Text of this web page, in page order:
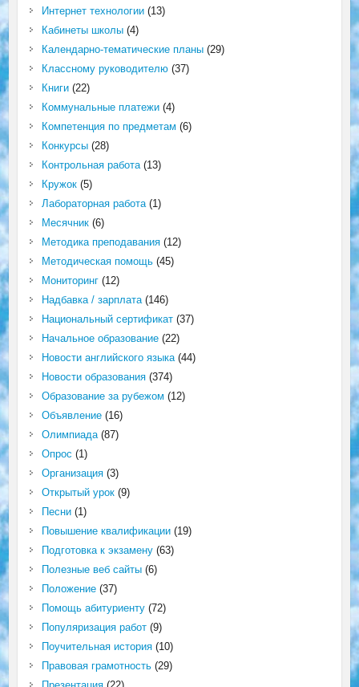
Интернет технологии(13)
Кабинеты школы(4)
Календарно-тематические планы(29)
Классному руководителю(37)
Книги(22)
Коммунальные платежи(4)
Компетенция по предметам (6)
Конкурсы(28)
Контрольная работа(13)
Кружок(5)
Лабораторная работа(1)
Месячник(6)
Методика преподавания(12)
Методическая помощь(45)
Мониторинг(12)
Надбавка / зарплата(146)
Национальный сертификат(37)
Начальное образование(22)
Новости английского языка(44)
Новости образования(374)
Образование за рубежом (12)
Объявление(16)
Олимпиада(87)
Опрос (1)
Организация(3)
Открытый урок(9)
Песни(1)
Повышение квалификации(19)
Подготовка к экзамену(63)
Полезные веб сайты(6)
Положение(37)
Помощь абитуриенту(72)
Популяризация работ(9)
Поучительная история(10)
Правовая грамотность(29)